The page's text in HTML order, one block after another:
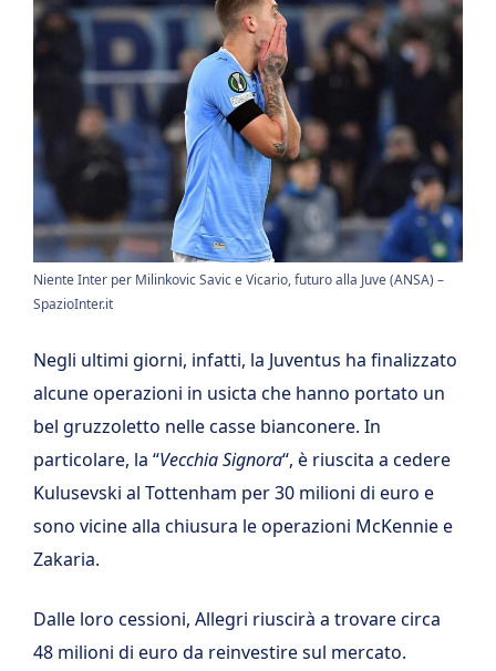
Niente Inter per Milinkovic Savic e Vicario, futuro alla Juve (ANSA) –
SpazioInter.it
Negli ultimi giorni, infatti, la Juventus ha finalizzato
alcune operazioni in usicta che hanno portato un
bel gruzzoletto nelle casse bianconere. In
particolare, la “Vecchia Signora“, è riuscita a cedere
Kulusevski al Tottenham per 30 milioni di euro e
sono vicine alla chiusura le operazioni McKennie e
Zakaria.
Dalle loro cessioni, Allegri riuscirà a trovare circa
48 milioni di euro da reinvestire sul mercato.